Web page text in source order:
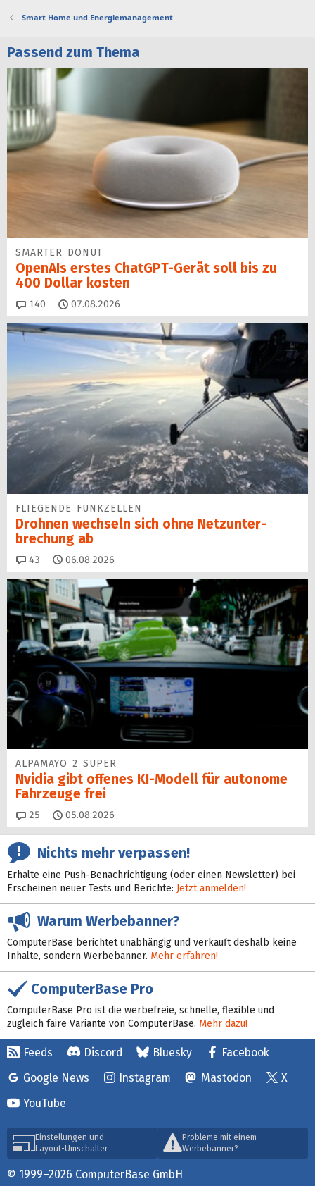
Smart Home und Energiemanagement
Passend zum Thema
SMARTER DONUT
OpenAIs erstes ChatGPT-Gerät soll bis zu
400 Dollar kosten
140 Kommentare
07.08.2026
FLIEGENDE FUNKZELLEN
Drohnen wechseln sich ohne Netz­unter­
brechung ab
43 Kommentare
06.08.2026
ALPAMAYO 2 SUPER
Nvidia gibt offenes KI-Modell für autonome
Fahrzeuge frei
25 Kommentare
05.08.2026
Nichts mehr verpassen!
Erhalte eine Push-Benachrichtigung (oder einen Newsletter) bei
Erscheinen neuer Tests und Berichte: Jetzt anmelden!
Warum Werbebanner?
ComputerBase berichtet unabhängig und verkauft deshalb keine
Inhalte, sondern Werbebanner. Mehr erfahren!
ComputerBase Pro
ComputerBase Pro ist die werbefreie, schnelle, flexible und
zugleich faire Variante von ComputerBase. Mehr dazu!
Feeds Discord Bluesky
Facebook
Google News
Instagram Mastodon
X
YouTube
Einstellungen und
Layout-Umschalter
Probleme mit einem
Werbebanner?
© 1999–2026 ComputerBase GmbH